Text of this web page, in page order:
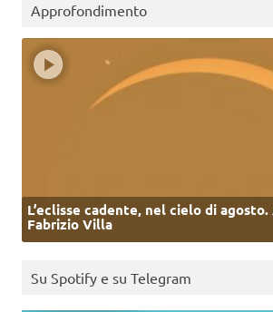
Approfondimento
L’eclisse cadente, nel cielo di
Fabrizio Villa
Su Spotify e su Telegram